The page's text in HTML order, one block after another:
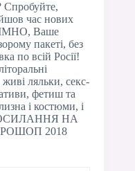
Спробуйте,
час нових
Ваше
пакеті, без
по всій Росії!
ляльки, секс-
фетиш та
і костюми, і
ПОСИЛАННЯ НА
2018